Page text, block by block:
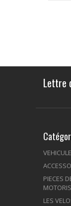
Lettre
PIECES
LES